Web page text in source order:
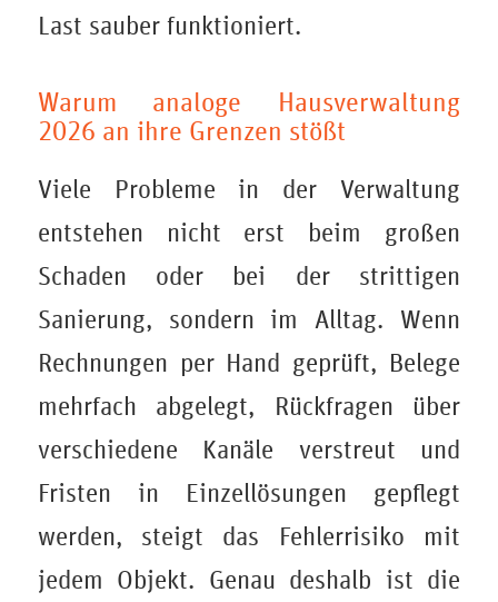
Last sauber funktioniert.
Warum analoge Hausverwaltung
2026 an ihre Grenzen stößt
Viele Probleme in der Verwaltung
entstehen nicht erst beim großen
Schaden oder bei der strittigen
Sanierung, sondern im Alltag. Wenn
Rechnungen per Hand geprüft, Belege
mehrfach abgelegt, Rückfragen über
verschiedene Kanäle verstreut und
Fristen in Einzellösungen gepflegt
werden, steigt das Fehlerrisiko mit
jedem Objekt. Genau deshalb ist die